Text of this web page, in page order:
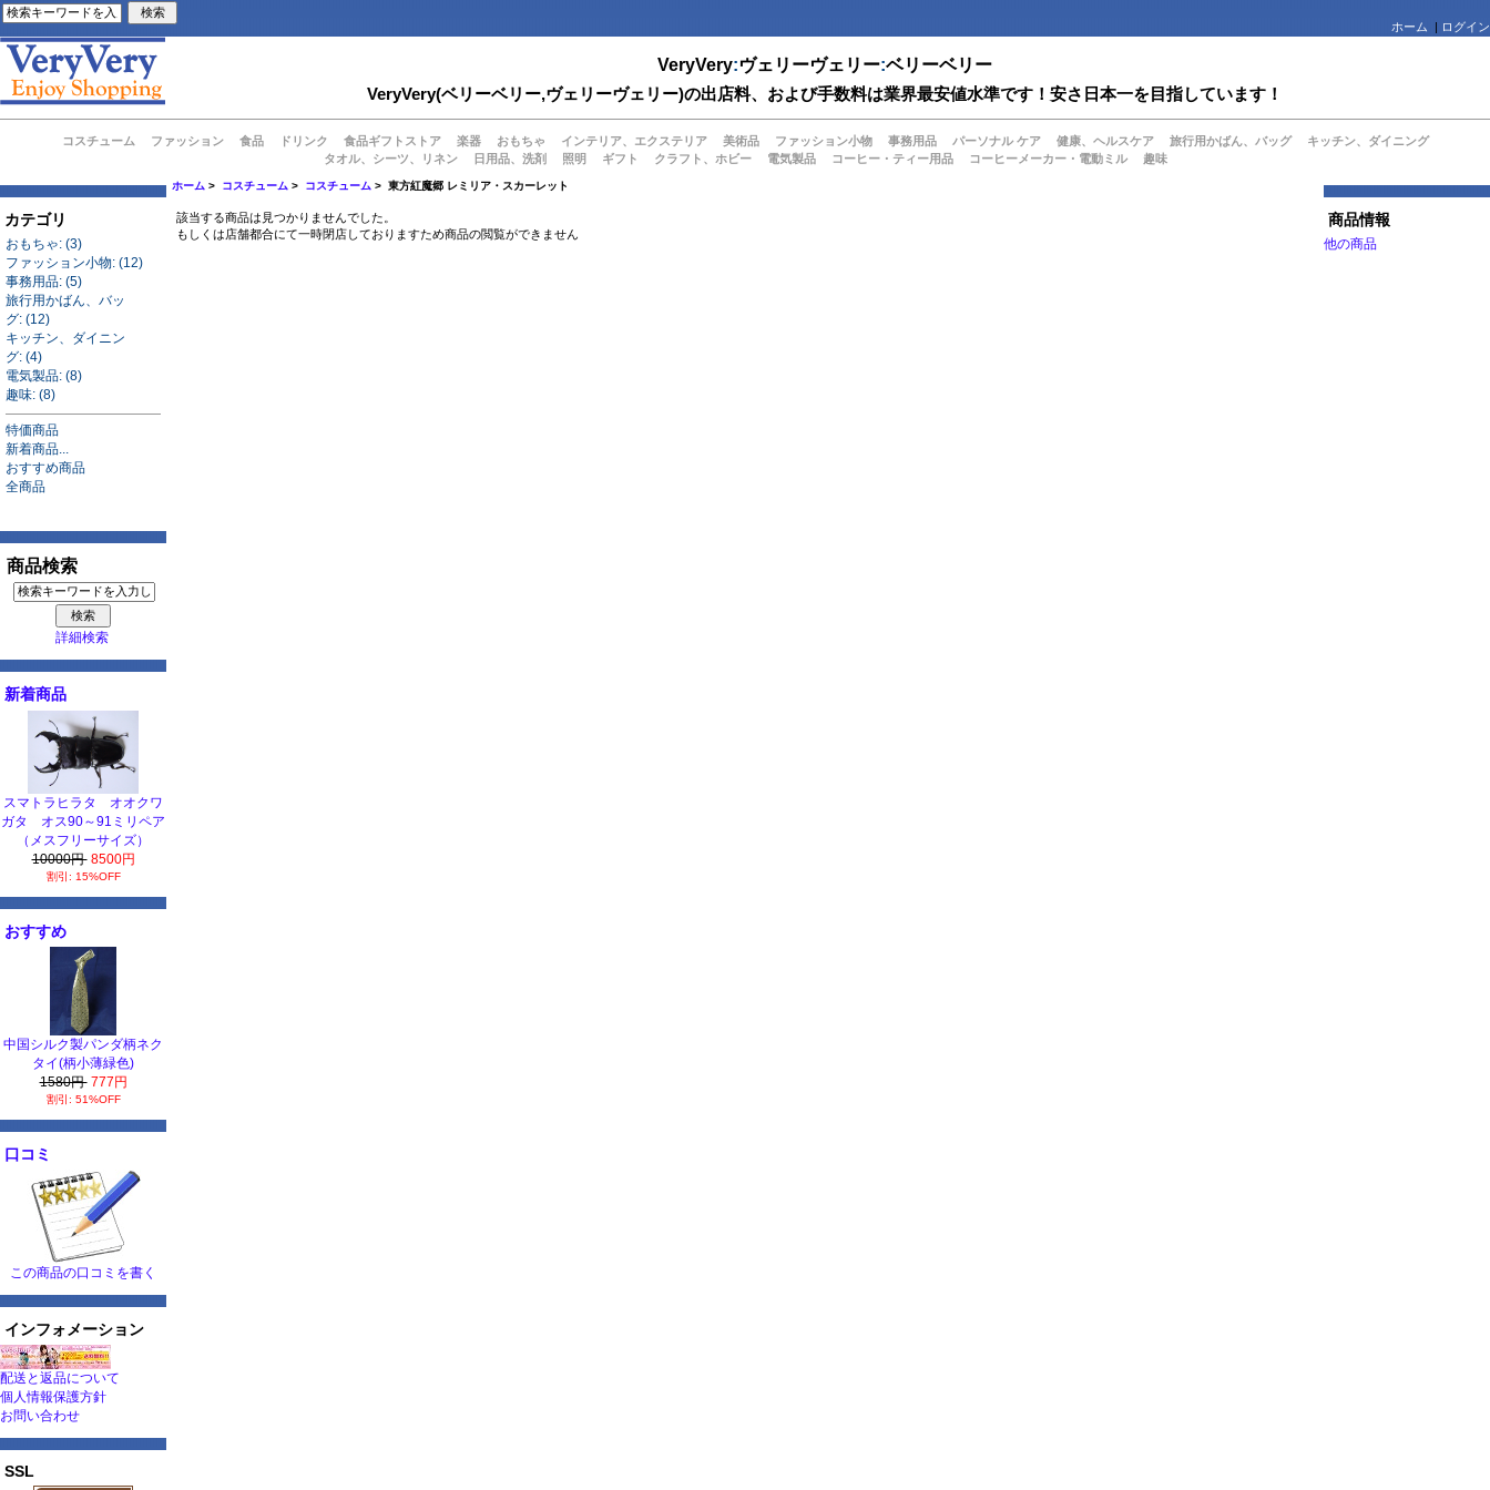
ホーム | ログイン
VeryVery:ヴェリーヴェリー:ベリーベリー
VeryVery(ベリーベリー,ヴェリーヴェリー)の出店料、および手数料は業界最安値水準です！安さ日本一を目指しています！
コスチューム ファッション 食品 ドリンク 食品ギフトストア 楽器 おもちゃ インテリア、エクステリア 美術品 ファッション小物 事務用品 パーソナル ケア 健康、ヘルスケア 旅行用かばん、バッグ
キッチン、ダイニング
タオル、シーツ、リネン
日用品、洗剤 照明 ギフト クラフト、ホビー 電気製品 コーヒー・ティー用品 コーヒーメーカー・電動ミル 趣味
カテゴリ
おもちゃ: (3)
ファッション小物: (12)
事務用品: (5)
旅行用かばん、バッ
グ: (12)
キッチン、ダイニン
グ: (4)
電気製品: (8)
趣味: (8)
特価商品
新着商品...
おすすめ商品
全商品
商品検索
詳細検索
新着商品
スマトラヒラタ オオクワ
ガタ オス90～91ミリペア
（メスフリーサイズ）
10000円 8500円
割引: 15%OFF
おすすめ
中国シルク製パンダ柄ネク
タイ(柄小薄緑色)
1580円 777円
割引: 51%OFF
口コミ
この商品の口コミを書く
インフォメーション
配送と返品について
個人情報保護方針
お問い合わせ
SSL
ホーム > コスチューム > コスチューム > 東方紅魔郷 レミリア・スカーレット
該当する商品は見つかりませんでした。
もしくは店舗都合にて一時閉店しておりますため商品の閲覧ができません
商品情報
他の商品